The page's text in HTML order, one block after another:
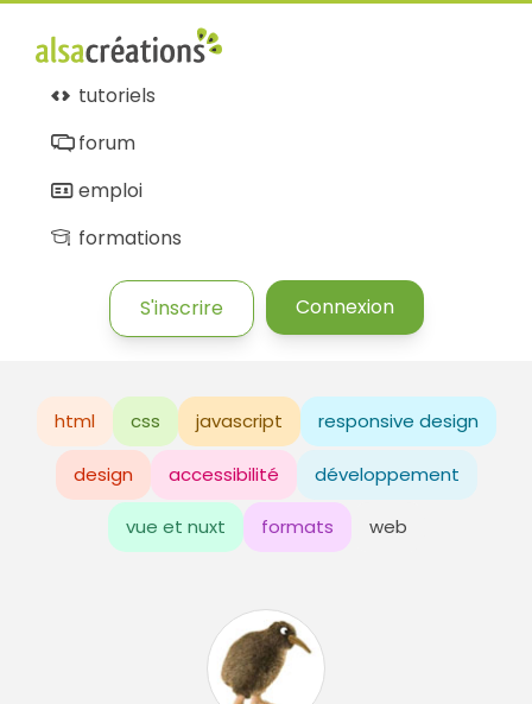
tutoriels
forum
emploi
formations
S'inscrire Connexion
html css javascript responsive design
design accessibilité développement
vue et nuxt formats web